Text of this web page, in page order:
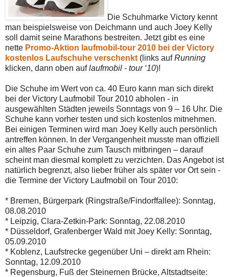
Die Schuhmarke Victory kennt
man beispielsweise von Deichmann und auch Joey Kelly
soll damit seine Marathons bestreiten. Jetzt gibt es eine
nette Promo-Aktion laufmobil-tour 2010 bei der Victory
kostenlos Laufschuhe verschenkt (links aufRunning
klicken, dann oben auflaufmobil - tour ‘10)!
Die Schuhe im Wert von ca. 40 Euro kann man sich direkt
bei der Victory Laufmobil Tour 2010 abholen - in
ausgewählten Städten jeweils Sonntags von 9 – 16 Uhr. Die
Schuhe kann vorher testen und sich kostenlos mitnehmen.
Bei einigen Terminen wird man Joey Kelly auch persönlich
antreffen können. In der Vergangenheit musste man offiziell
ein altes Paar Schuhe zum Tausch mitbringen – darauf
scheint man diesmal komplett zu verzichten. Das Angebot ist
natürlich begrenzt, also lieber früher als später vor Ort sein -
die Termine der Victory Laufmobil on Tour 2010:
* Bremen, Bürgerpark (Ringstraße/Findorffallee): Sonntag,
08.08.2010
* Leipzig, Clara-Zetkin-Park: Sonntag, 22.08.2010
* Düsseldorf, Grafenberger Wald mit Joey Kelly: Sonntag,
05.09.2010
* Koblenz, Laufstrecke gegenüber Uni – direkt am Rhein:
Sonntag, 12.09.2010
* Regensburg, Fuß der Steinernen Brücke, Altstadtseite: